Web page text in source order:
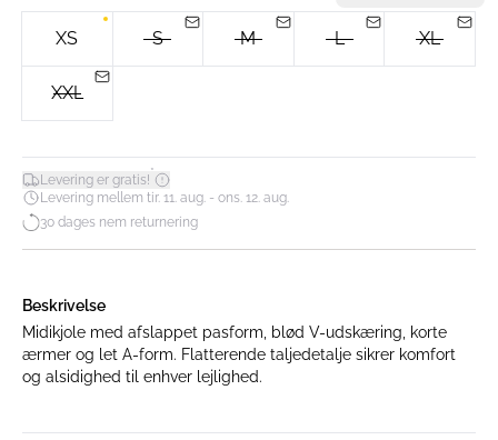
XS S M L XL
XXL
Levering er gratis!*
Levering mellem tir. 11. aug. - ons. 12. aug.
30 dages nem returnering
Beskrivelse
Midikjole med afslappet pasform, blød V-udskæring, korte
ærmer og let A-form. Flatterende taljedetalje sikrer komfort
og alsidighed til enhver lejlighed.